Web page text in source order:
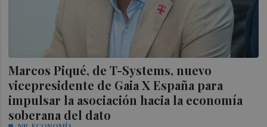
Marcos Piqué, de T-Systems, nuevo
vicepresidente de Gaia X España para
impulsar la asociación hacia la economía
soberana del dato